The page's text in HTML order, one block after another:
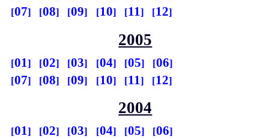
07
08 09 10 11 12
2005
01 02 03 04 05
06
07
08 09 10 11 12
2004
01 02 03 04 05
06